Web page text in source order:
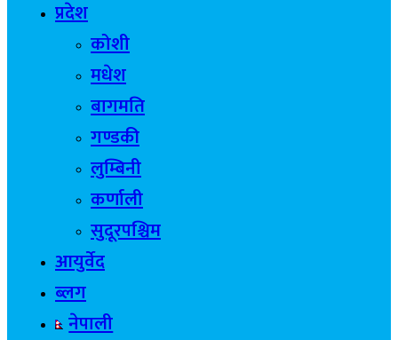
प्रदेश
कोशी
मधेश
बागमति
गण्डकी
लुम्बिनी
कर्णाली
सुदूरपश्चिम
आयुर्वेद
ब्लग
नेपाली